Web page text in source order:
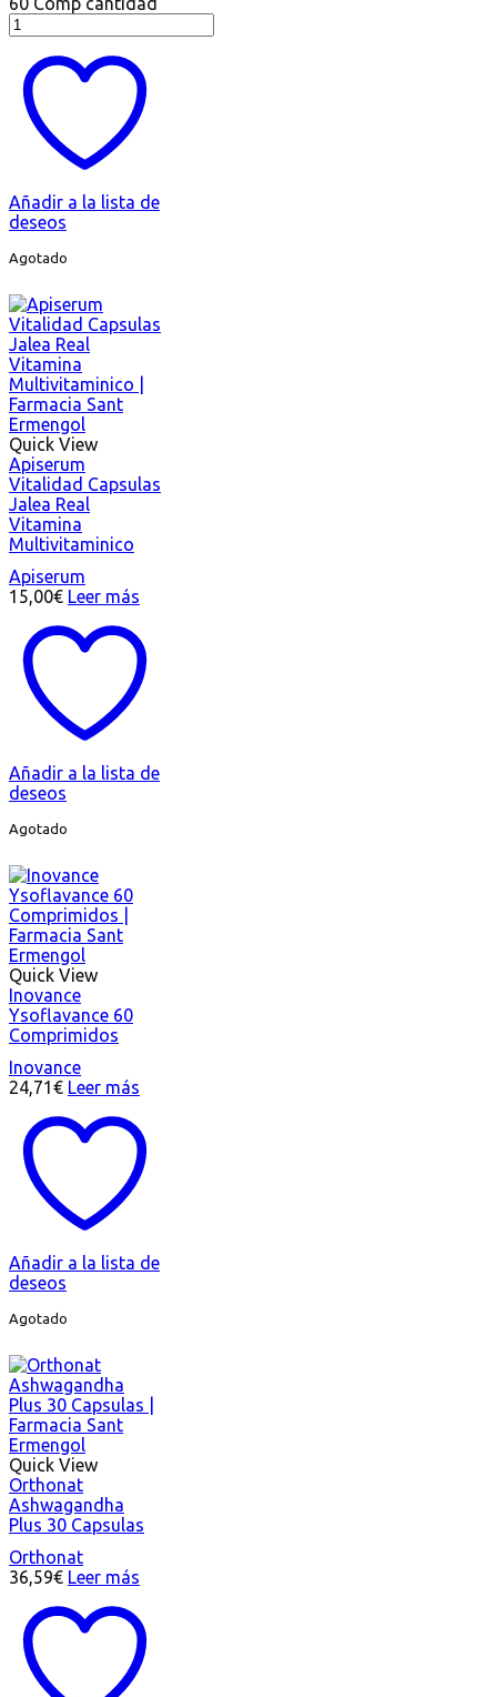
Añadir a la lista de
deseos
Agotado
Quick View
Apiserum
Vitalidad Capsulas
Jalea Real
Vitamina
Multivitaminico
Apiserum
15,00€ Leer más
Añadir a la lista de
deseos
Agotado
Quick View
Inovance
Ysoflavance 60
Comprimidos
Inovance
24,71€ Leer más
Añadir a la lista de
deseos
Agotado
Quick View
Orthonat
Ashwagandha
Plus 30 Capsulas
Orthonat
36,59€ Leer más